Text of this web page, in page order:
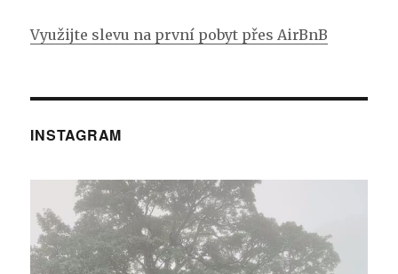
Využijte slevu na první pobyt přes AirBnB
INSTAGRAM